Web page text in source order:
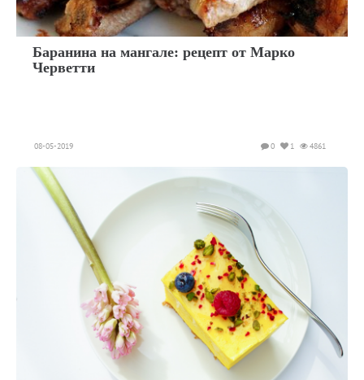
Баранина на мангале: рецепт от Марко
Черветти
08-05-2019 4861
1
0